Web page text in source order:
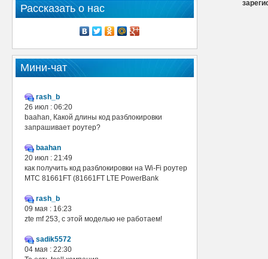
Рассказать о нас
Мини-чат
rash_b
26 июл : 06:20
baahan, Какой длины код разблокировки
запрашивает роутер?
baahan
20 июл : 21:49
как получить код разблокировки на Wi-Fi роутер
МТС 81661FT (81661FT LTE PowerBank
rash_b
09 мая : 16:23
zte mf 253, с этой моделью не работаем!
sadik5572
04 мая : 22:30